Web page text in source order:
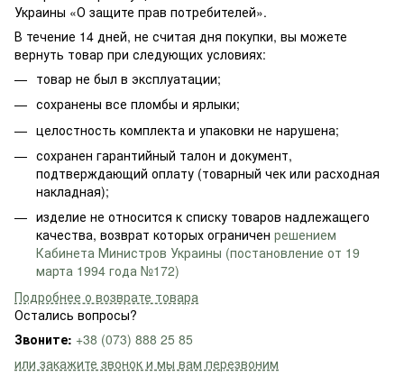
Украины «О защите прав потребителей».
В течение 14 дней, не считая дня покупки, вы можете
вернуть товар при следующих условиях:
товар не был в эксплуатации;
сохранены все пломбы и ярлыки;
целостность комплекта и упаковки не нарушена;
сохранен гарантийный талон и документ,
подтверждающий оплату (товарный чек или расходная
накладная);
изделие не относится к списку товаров надлежащего
качества, возврат которых ограничен решением
Кабинета Министров Украины (постановление от 19
марта 1994 года №172)
Подробнее о возврате товара
Остались вопросы?
Звоните: +38 (073) 888 25 85
или закажите звонок и мы вам перезвоним